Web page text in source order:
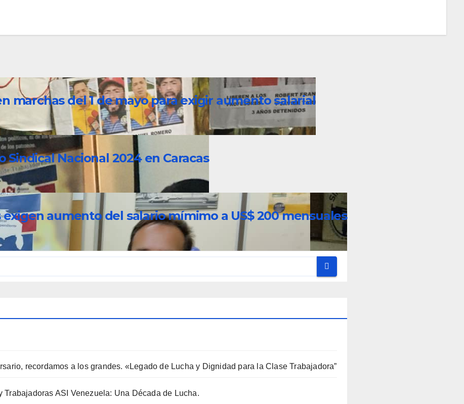
marchas del 1 de mayo para exigir aumento salarial
Nacional 2024 en Caracas
aumento del salario mímimo a US$ 200 mensuales
recordamos a los grandes. «Legado de Lucha y Dignidad para la Clase Trabajadora”
ASI Venezuela: Una Década de Lucha.